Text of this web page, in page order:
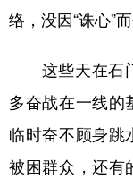
络，没因“诛心”而
这些天在石门
多奋战在一线的
临时奋不顾身跳
被困群众，还有